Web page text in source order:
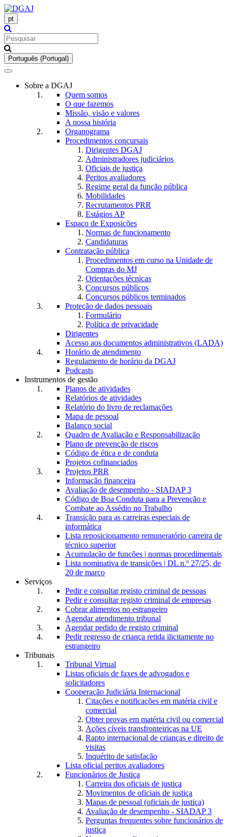
pt
Português (Portugal)
Toggle
navigationSobre a DGAJ
Quem somos
O que fazemos
Missão, visão e valores
A nossa história
Organograma
Procedimentos concursais
Dirigentes DGAJ
Administradores judiciários
Oficiais de justiça
Peritos avaliadores
Regime geral da função pública
Mobilidades
Recrutamentos PRR
Estágios AP
Espaço de Exposições
Normas de funcionamento
Candidaturas
Contratação pública
Procedimentos em curso na Unidade de
Compras do MJ
Orientações técnicas
Concursos públicos
Concursos públicos terminados
Proteção de dados pessoais
Formulário
Política de privacidade
Dirigentes
Acesso aos documentos administrativos (LADA)
Horário de atendimento
Regulamento de horário da DGAJ
Podcasts
Instrumentos de gestão
Planos de atividades
Relatórios de atividades
Relatório do livro de reclamações
Mapa de pessoal
Balanço social
Quadro de Avaliação e Responsabilização
Plano de prevenção de riscos
Código de ética e de conduta
Projetos cofinanciados
Projetos PRR
Informação financeira
Avaliação de desempenho - SIADAP 3
Código de Boa Conduta para a Prevenção e
Combate ao Assédio no Trabalho
Transição para as carreiras especiais de
informática
Lista reposicionamento remuneratório carreira de
técnico superior
Acumulação de funções | normas procedimentais
Lista nominativa de transições | DL n.º 27/25, de
20 de março
Serviços
Pedir e consultar registo criminal de pessoas
Pedir e consultar registo criminal de empresas
Cobrar alimentos no estrangeiro
Agendar atendimento tribunal
Agendar pedido de registo criminal
Pedir regresso de criança retida ilicitamente no
estrangeiro
Tribunais
Tribunal Virtual
Listas oficiais de faxes de advogados e
solicitadores
Cooperação Judiciária Internacional
Citações e notificações em matéria civil e
comercial
Obter provas em matéria civil ou comercial
Ações cíveis transfronteiriças na UE
Rapto internacional de crianças e direito de
visitas
Inquérito de satisfação
Lista oficial peritos avaliadores
Funcionários de Justiça
Carreira dos oficiais de justiça
Movimentos de oficiais de justiça
Mapas de pessoal (oficiais de justiça)
Avaliação de desempenho - SIADAP 3
Perguntas frequentes sobre funcionários de
justiça